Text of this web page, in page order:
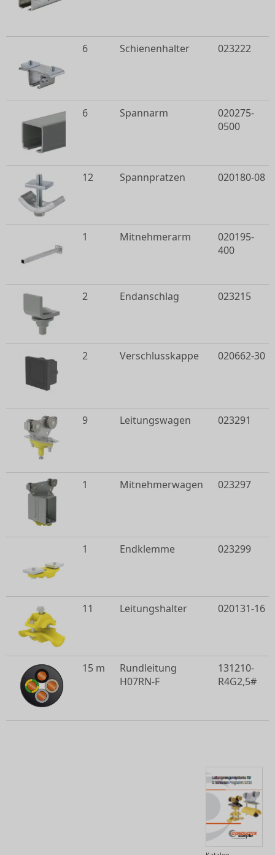
6 Schienenhalter 023222
6 Spannarm
020275-
0500
12 Spannpratzen 020180-08
1 Mitnehmerarm
020195-
400
2 Endanschlag 023215
2 Verschlusskappe 020662-30
9 Leitungswagen 023291
1 Mitnehmerwagen 023297
1 Endklemme 023299
11 Leitungshalter 020131-16
15 m
Rundleitung
H07RN-F
131210-
R4G2,5#